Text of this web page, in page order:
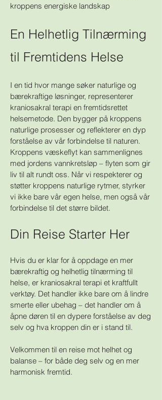
kroppens energiske landskap
En Helhetlig Tilnærming
til Fremtidens Helse
I en tid hvor mange søker naturlige og
bærekraftige løsninger, representerer
kraniosakral terapi en fremtidsrettet
helsemetode. Den bygger på kroppens
naturlige prosesser og reflekterer en dyp
forståelse av vår forbindelse til naturen.
Kroppens væskeflyt kan sammenlignes
med jordens vannkretsløp – flyten som gir
liv til alt rundt oss. Når vi respekterer og
støtter kroppens naturlige rytmer, styrker
vi ikke bare vår egen helse, men også vår
forbindelse til det større bildet.
Din Reise Starter Her
Hvis du er klar for å oppdage en mer
bærekraftig og helhetlig tilnærming til
helse, er kraniosakral terapi et kraftfullt
verktøy. Det handler ikke bare om å lindre
smerte eller ubehag – det handler om å
åpne døren til en dypere forståelse av deg
selv og hva kroppen din er i stand til.
Velkommen til en reise mot helhet og
balanse – for både deg selv og en mer
harmonisk fremtid.